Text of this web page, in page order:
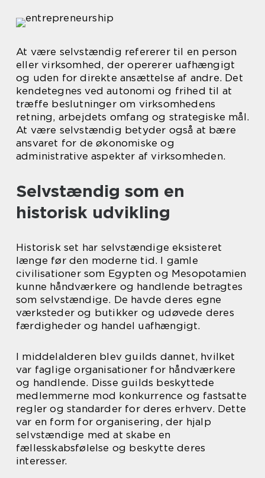
At være selvstændig refererer til en person
eller virksomhed, der opererer uafhængigt
og uden for direkte ansættelse af andre. Det
kendetegnes ved autonomi og frihed til at
træffe beslutninger om virksomhedens
retning, arbejdets omfang og strategiske mål.
At være selvstændig betyder også at bære
ansvaret for de økonomiske og
administrative aspekter af virksomheden.
Selvstændig som en
historisk udvikling
Historisk set har selvstændige eksisteret
længe før den moderne tid. I gamle
civilisationer som Egypten og Mesopotamien
kunne håndværkere og handlende betragtes
som selvstændige. De havde deres egne
værksteder og butikker og udøvede deres
færdigheder og handel uafhængigt.
I middelalderen blev guilds dannet, hvilket
var faglige organisationer for håndværkere
og handlende. Disse guilds beskyttede
medlemmerne mod konkurrence og fastsatte
regler og standarder for deres erhverv. Dette
var en form for organisering, der hjalp
selvstændige med at skabe en
fællesskabsfølelse og beskytte deres
interesser.